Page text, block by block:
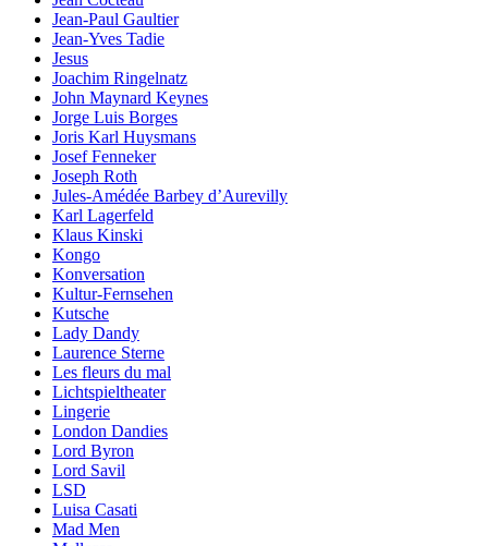
Jean-Paul Gaultier
Jean-Yves Tadie
Jesus
Joachim Ringelnatz
John Maynard Keynes
Jorge Luis Borges
Joris Karl Huysmans
Josef Fenneker
Joseph Roth
Jules-Amédée Barbey d’Aurevilly
Karl Lagerfeld
Klaus Kinski
Kongo
Konversation
Kultur-Fernsehen
Kutsche
Lady Dandy
Laurence Sterne
Les fleurs du mal
Lichtspieltheater
Lingerie
London Dandies
Lord Byron
Lord Savil
LSD
Luisa Casati
Mad Men